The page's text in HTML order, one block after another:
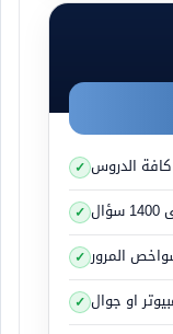
صغيرة مثل
الدروس
المرور
او جوال